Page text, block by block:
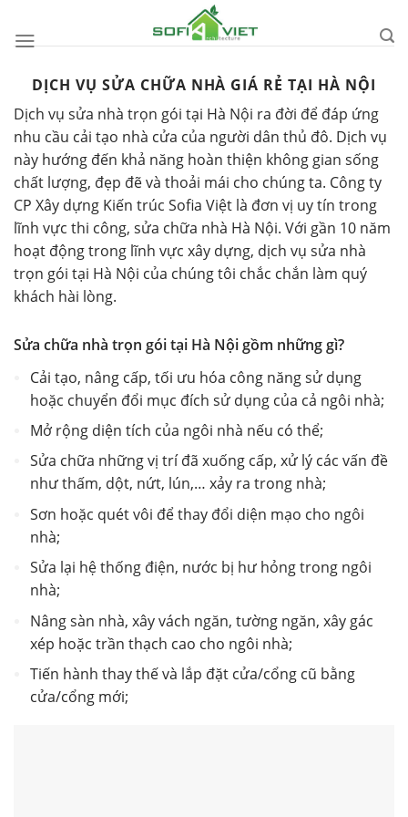
content
DỊCH VỤ SỬA CHỮA NHÀ GIÁ RẺ TẠI HÀ NỘI
Dịch vụ sửa nhà trọn gói tại Hà Nội ra đời để đáp ứng
nhu cầu cải tạo nhà cửa của người dân thủ đô. Dịch vụ
này hướng đến khả năng hoàn thiện không gian sống
chất lượng, đẹp đẽ và thoải mái cho chúng ta. Công ty
CP Xây dựng Kiến trúc Sofia Việt là đơn vị uy tín trong
lĩnh vực thi công, sửa chữa nhà Hà Nội. Với gần 10 năm
hoạt động trong lĩnh vực xây dựng, dịch vụ sửa nhà
trọn gói tại Hà Nội của chúng tôi chắc chắn làm quý
khách hài lòng.
Sửa chữa nhà trọn gói tại Hà Nội gồm những gì?
Cải tạo, nâng cấp, tối ưu hóa công năng sử dụng
hoặc chuyển đổi mục đích sử dụng của cả ngôi nhà;
Mở rộng diện tích của ngôi nhà nếu có thể;
Sửa chữa những vị trí đã xuống cấp, xử lý các vấn đề
như thấm, dột, nứt, lún,… xảy ra trong nhà;
Sơn hoặc quét vôi để thay đổi diện mạo cho ngôi
nhà;
Sửa lại hệ thống điện, nước bị hư hỏng trong ngôi
nhà;
Nâng sàn nhà, xây vách ngăn, tường ngăn, xây gác
xép hoặc trần thạch cao cho ngôi nhà;
Tiến hành thay thế và lắp đặt cửa/cổng cũ bằng
cửa/cổng mới;